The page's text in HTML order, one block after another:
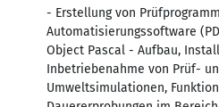
- Erstellung von
Automatisierungssoftware
Object Pascal - Aufbau,
Inbetriebenahme von Prüf-
Umweltsimulationen,